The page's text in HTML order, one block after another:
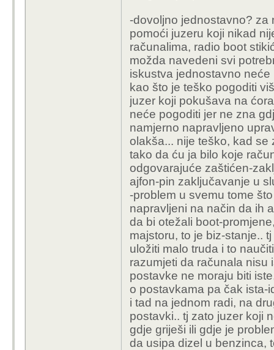
-dovoljno jednostavno? za
pomoći juzeru koji nikad
računalima, radio boot
možda navedeni svi
iskustva jednostavno
kao što je teško pogoditi
juzer koji pokušava na
neće pogoditi jer ne zna
namjerno napravljeno
olakša... nije teško, kad se
tako da ću ja bilo koje
odgovarajuće zaštićen-
ajfon-pin zaključavanje u
-problem u svemu tome
napravljeni na način da ih
da bi otežali boot-
majstoru, to je biz-stanje..
uložiti malo truda i to
razumjeti da računala nisu
postavke ne moraju biti
o postavkama pa čak ista-
i tad na jednom radi, na
postavki.. tj zato juzer koji
gdje griješi ili gdje je
da usipa dizel u benzinca,